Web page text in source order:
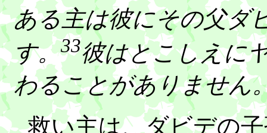
ある主は彼にその父ダ
す。33彼はとこしえに
わることがありません
救い主は、ダビデの子